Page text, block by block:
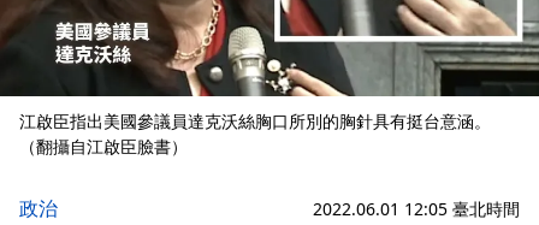
江啟臣指出美國參議員達克沃絲胸口所別的胸針具有挺台意涵。
（翻攝自江啟臣臉書）
政治 2022.06.01 12:05 臺北時間